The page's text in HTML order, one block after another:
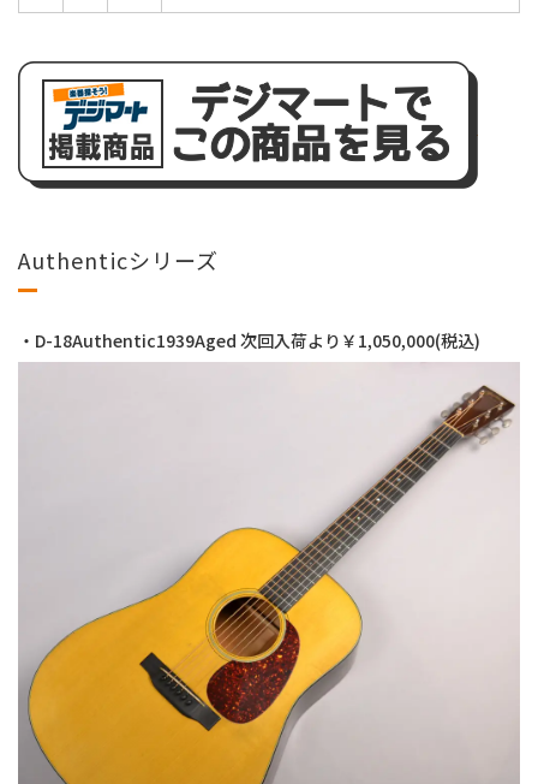
Authenticシリーズ
・D-18Authentic1939Aged 次回入荷より￥1,050,000(税込)